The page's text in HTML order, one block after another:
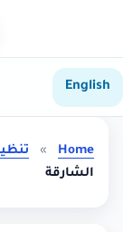
English
Home
»
الشارقة